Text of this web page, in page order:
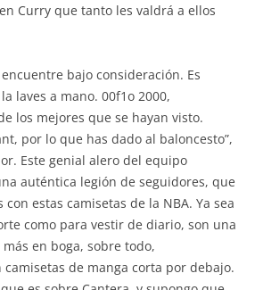
Curry que tanto les valdrá a ellos
bajo consideración. Es
laves a mano. 00f1o 2000,
los mejores que se hayan visto.
por lo que has dado al baloncesto”,
Este genial alero del equipo
auténtica legión de seguidores, que
estas camisetas de la NBA. Ya sea
como para vestir de diario, son una
en boga, sobre todo,
de manga corta por debajo.